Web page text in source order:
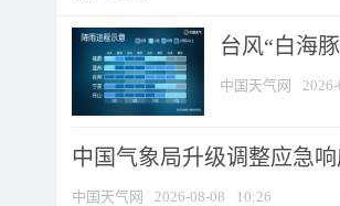
台风“白海
中国天气网
中国气象局升级调整应急
中国天气网 2026-08-08 10:26